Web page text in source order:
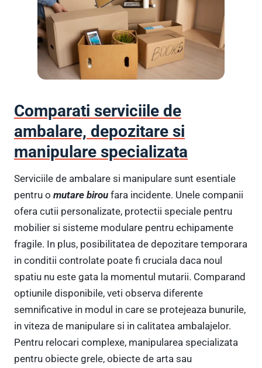
Comparati serviciile de
ambalare, depozitare si
manipulare specializata
Serviciile de ambalare si manipulare sunt esentiale
pentru o mutare birou fara incidente. Unele companii
ofera cutii personalizate, protectii speciale pentru
mobilier si sisteme modulare pentru echipamente
fragile. In plus, posibilitatea de depozitare temporara
in conditii controlate poate fi cruciala daca noul
spatiu nu este gata la momentul mutarii. Comparand
optiunile disponibile, veti observa diferente
semnificative in modul in care se protejeaza bunurile,
in viteza de manipulare si in calitatea ambalajelor.
Pentru relocari complexe, manipularea specializata
pentru obiecte grele, obiecte de arta sau